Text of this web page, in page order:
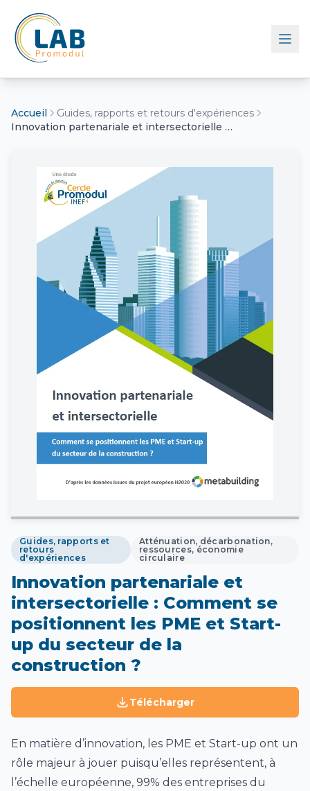
Retour à l'accueil
Accueil
Guides, rapports et retours d'expériences
Innovation partenariale et intersectorielle : Comment se positionnent les PME et Start-up du secteur de la construction ?
Guides, rapports et
retours
d'expériences
Atténuation, décarbonation,
ressources, économie
circulaire
Innovation partenariale et
intersectorielle : Comment se
positionnent les PME et Start-
up du secteur de la
construction ?
Télécharger
En matière d’innovation, les PME et Start-up ont un
rôle majeur à jouer puisqu’elles représentent, à
l’échelle européenne, 99% des entreprises du